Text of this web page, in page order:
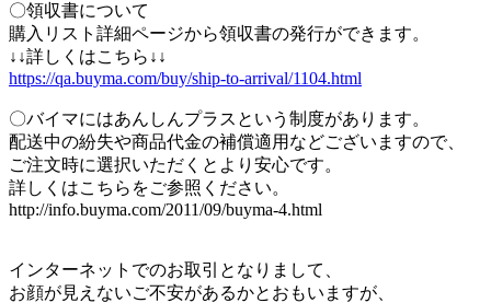
〇領収書について
購入リスト詳細ページから領収書の発行ができます。
↓↓詳しくはこちら↓↓
https://qa.buyma.com/buy/ship-to-arrival/1104.html
〇バイマにはあんしんプラスという制度があります。
配送中の紛失や商品代金の補償適用などございますので、
ご注文時に選択いただくとより安心です。
詳しくはこちらをご参照ください。
http://info.buyma.com/2011/09/buyma-4.html
インターネットでのお取引となりまして、
お顔が見えないご不安があるかとおもいますが、